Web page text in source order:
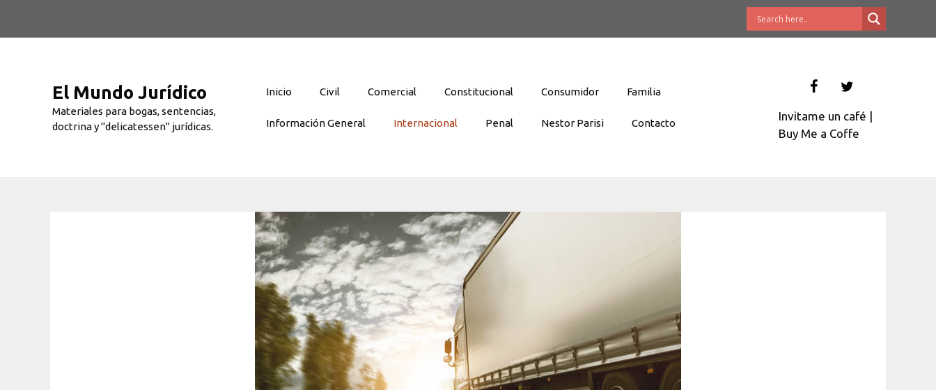
El Mundo Jurídico
Materiales para bogas, sentencias,
doctrina y "delicatessen" jurídicas.
Inicio Civil Comercial Constitucional Consumidor Familia
Información General Internacional Penal Nestor Parisi Contacto
Invitame un café |
Buy Me a Coffe